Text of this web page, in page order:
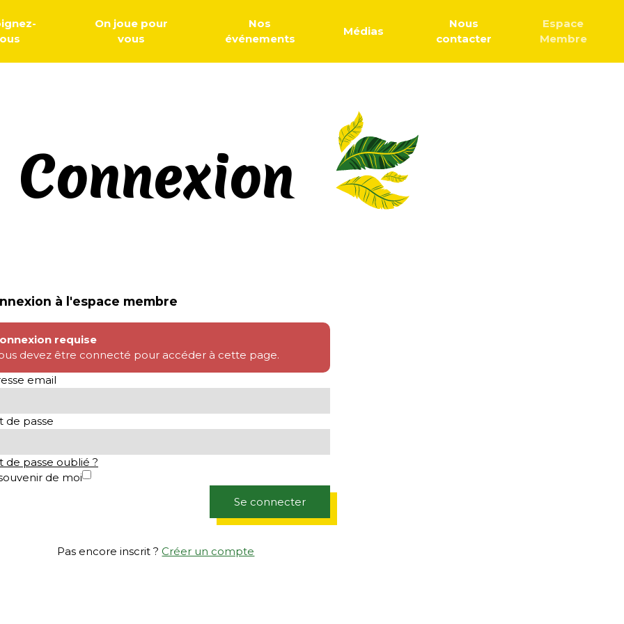
On joue pour
vous
Nos
événements
Médias
Nous
contacter
Espace
Membre
Connexion
à l'espace membre
requise
devez être connecté pour accéder à cette page.
email
de passe
de passe oublié ?
de moi
Se connecter
Pas encore inscrit ? Créer un compte